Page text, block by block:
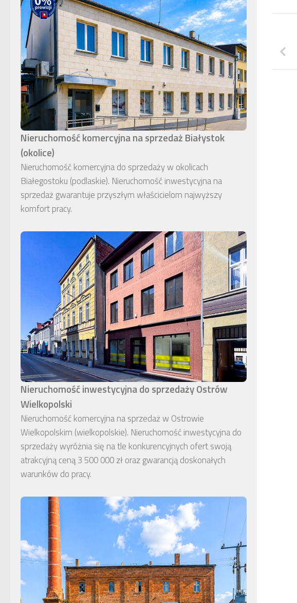
Nieruchomość komercyjna na sprzedaż Białystok
(okolice)
Nieruchomość komercyjna do sprzedaży w okolicach
Białegostoku (podlaskie). Nieruchomość inwestycyjna na
sprzedaż gwarantuje przyszłym właścicielom najwyższy
komfort pracy.
Nieruchomość inwestycyjna do sprzedaży Ostrów
Wielkopolski
Nieruchomość komercyjna na sprzedaż w Ostrowie
Wielkopolskim (wielkopolskie). Nieruchomość inwestycyjna do
sprzedaży wyróżnia się na tle konkurencyjnych ofert swoją
atrakcyjną ceną 3 500 000 zł oraz gwarancją doskonałych
warunków do pracy.